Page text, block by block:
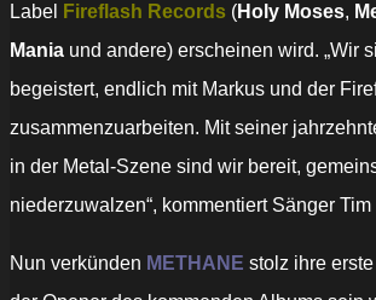
Label
Fireflash Records (Holy Moses,
Mania und andere) erscheinen wird. „Wir
begeistert, endlich mit Markus und der
zusammenzuarbeiten. Mit seiner
in der Metal-Szene sind wir bereit,
niederzuwalzen“, kommentiert Sänger Tim
Nun verkünden METHANE stolz ihre